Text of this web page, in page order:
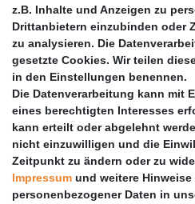
Anleitungen
Vertrag widerrufen
PARTNER
DHL
GLS
PaketPLUS
SPONSORING
z.B. Inhalte und Anzeigen zu
Drittanbietern einzubinden oder
zu analysieren. Die
gesetzte Cookies. Wir teilen
in den Einstellungen benennen.
Die Datenverarbeitung kann mit
eines berechtigten Interesses
kann erteilt oder abgelehnt
nicht einzuwilligen und die
Zeitpunkt zu ändern oder zu
Impressum und weitere Hinweise
personenbezogener Daten in